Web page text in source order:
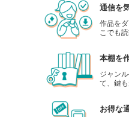
通信を
作品を
こでも
本棚を
ジャン
て、鍵も
お得な